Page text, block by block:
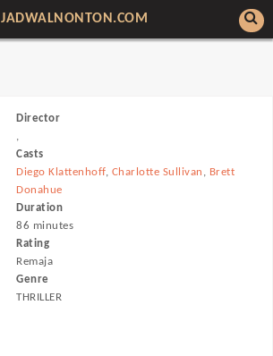
JADWALNONTON.COM
Director
,
Casts
Diego Klattenhoff, Charlotte Sullivan , Brett
Donahue
Duration
86 minutes
Rating
Remaja
Genre
THRILLER